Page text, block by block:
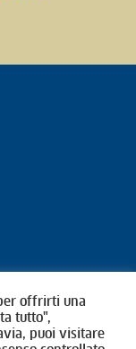
offrirti una
tutto",
puoi visitare